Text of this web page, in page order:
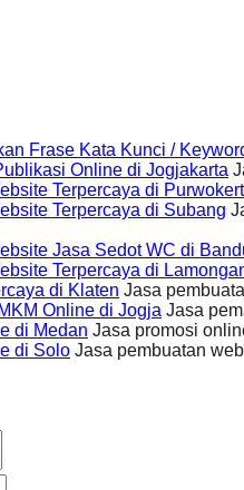
Frase Kata Kunci /
Online di Jogjakarta
Terpercaya di
Terpercaya di Subang
Jasa Sedot WC di
Terpercaya di
di Klaten Jasa
Online di Jogja Jasa
di Medan Jasa promosi
di Solo Jasa pembuatan